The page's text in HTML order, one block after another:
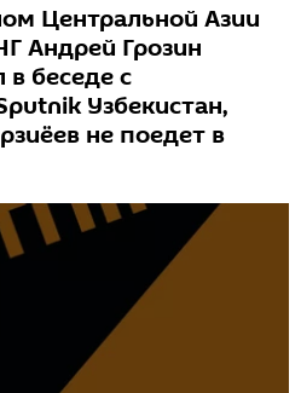
Центральной Азии
Андрей Грозин
беседе с
Узбекистан,
не поедет в